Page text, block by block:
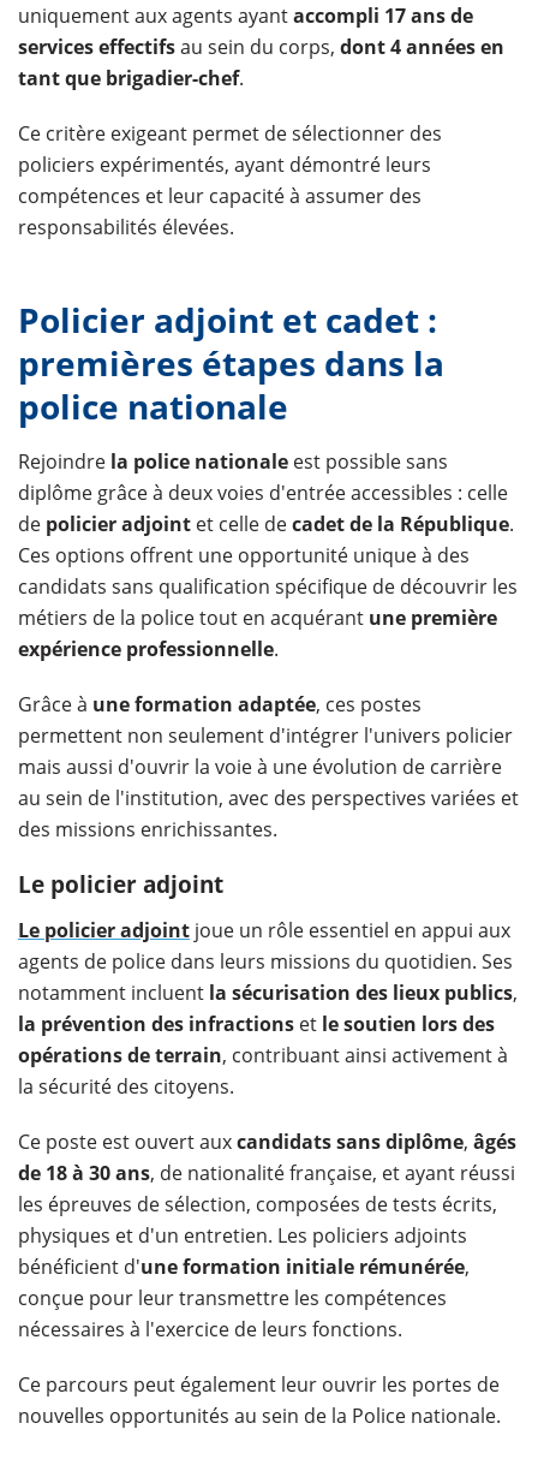
uniquement aux agents ayantaccompli 17 ans de
services effectifsau sein du corps, dont 4 années en
tant que brigadier-chef.
Ce critère exigeant permet de sélectionner des
policiers expérimentés, ayant démontré leurs
compétences et leur capacité à assumer des
responsabilités élevées.
Policier adjoint et cadet :
premières étapes dans la
police nationale
Rejoindre la police nationale est possible sans
diplôme grâce à deux voies d'entrée accessibles : celle
de policier adjoint et celle decadet de la République.
Ces options offrent une opportunité unique à des
candidats sans qualification spécifique de découvrir les
métiers de la police tout en acquérant une première
expérience professionnelle.
Grâce à une formation adaptée, ces postes
permettent non seulement d'intégrer l'univers policier
mais aussi d'ouvrir la voie à une évolution de carrière
au sein de l'institution, avec des perspectives variées et
des missions enrichissantes.
Le policier adjoint
Le policier adjoint joue un rôle essentiel en appui aux
agents de police dans leurs missions du quotidien. Ses
notamment incluent la sécurisation des lieux publics,
la prévention des infractions et le soutien lors des
opérations de terrain, contribuant ainsi activement à
la sécurité des citoyens.
Ce poste est ouvert auxcandidats sans diplôme, âgés
de 18 à 30 ans, de nationalité française, et ayant réussi
les épreuves de sélection, composées de tests écrits,
physiques et d'un entretien. Les policiers adjoints
bénéficient d'une formation initiale rémunérée,
conçue pour leur transmettre les compétences
nécessaires à l'exercice de leurs fonctions.
Ce parcours peut également leur ouvrir les portes de
nouvelles opportunités au sein de la Police nationale.